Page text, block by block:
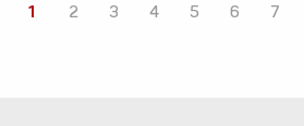
1 2 3 4 5 6 7